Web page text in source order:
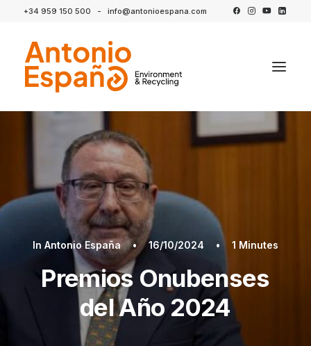
+34 959 150 500 - info@antonioespana.com
In Antonio España • 16/10/2024 • 1 Minutes
Premios Onubenses
del Año 2024